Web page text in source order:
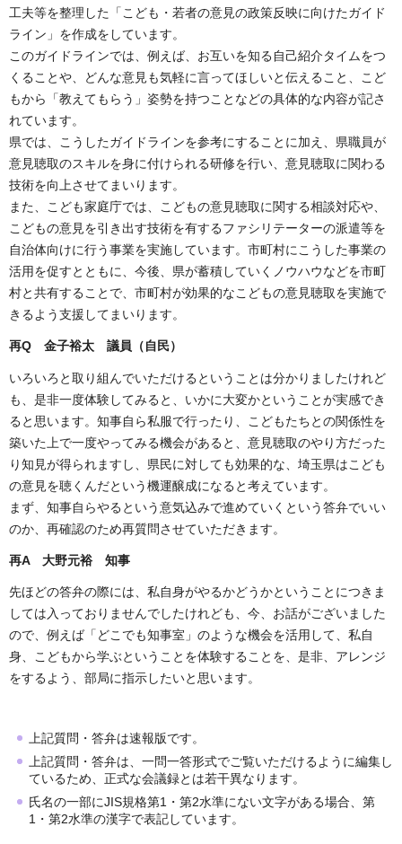
工夫等を整理した「こども・若者の意見の政策反映に向けたガイド
ライン」を作成をしています。
このガイドラインでは、例えば、お互いを知る自己紹介タイムをつ
くることや、どんな意見も気軽に言ってほしいと伝えること、こど
もから「教えてもらう」姿勢を持つことなどの具体的な内容が記さ
れています。
県では、こうしたガイドラインを参考にすることに加え、県職員が
意見聴取のスキルを身に付けられる研修を行い、意見聴取に関わる
技術を向上させてまいります。
また、こども家庭庁では、こどもの意見聴取に関する相談対応や、
こどもの意見を引き出す技術を有するファシリテーターの派遣等を
自治体向けに行う事業を実施しています。市町村にこうした事業の
活用を促すとともに、今後、県が蓄積していくノウハウなどを市町
村と共有することで、市町村が効果的なこどもの意見聴取を実施で
きるよう支援してまいります。
再Q 金子裕太 議員（自民）
いろいろと取り組んでいただけるということは分かりましたけれど
も、是非一度体験してみると、いかに大変かということが実感でき
ると思います。知事自ら私服で行ったり、こどもたちとの関係性を
築いた上で一度やってみる機会があると、意見聴取のやり方だった
り知見が得られますし、県民に対しても効果的な、埼玉県はこども
の意見を聴くんだという機運醸成になると考えています。
まず、知事自らやるという意気込みで進めていくという答弁でいい
のか、再確認のため再質問させていただきます。
再A 大野元裕 知事
先ほどの答弁の際には、私自身がやるかどうかということにつきま
しては入っておりませんでしたけれども、今、お話がございました
ので、例えば「どこでも知事室」のような機会を活用して、私自
身、こどもから学ぶということを体験することを、是非、アレンジ
をするよう、部局に指示したいと思います。
上記質問・答弁は速報版です。
上記質問・答弁は、一問一答形式でご覧いただけるように編集し
ているため、正式な会議録とは若干異なります。
氏名の一部にJIS規格第1・第2水準にない文字がある場合、第
1・第2水準の漢字で表記しています。